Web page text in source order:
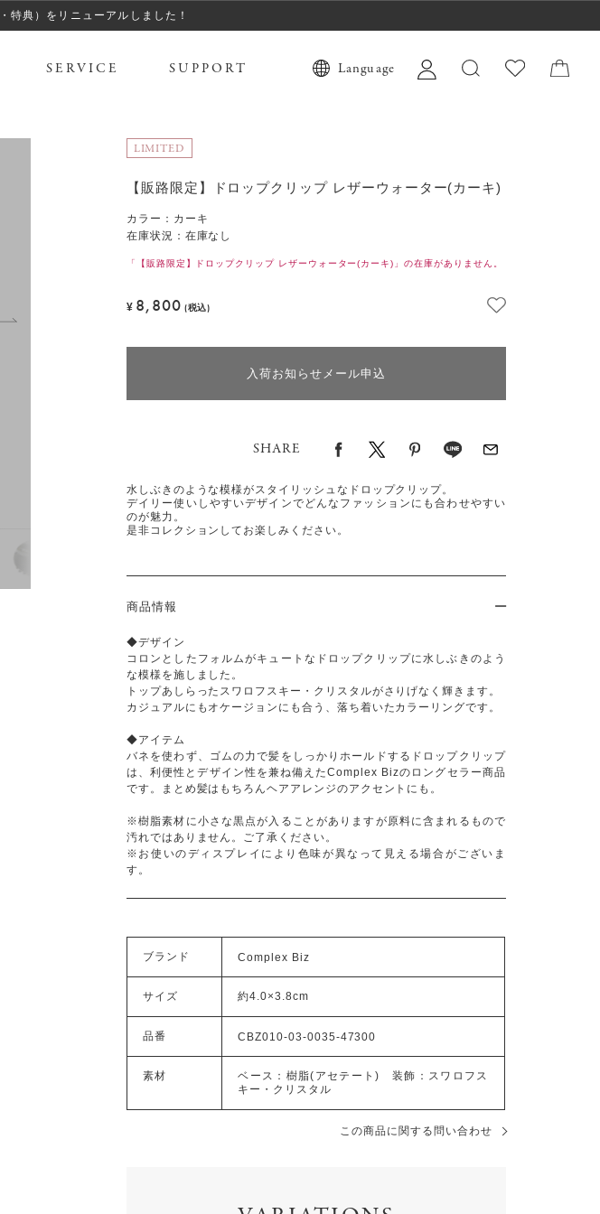
特典）をリニューアルしました！
SERVICE SUPPORT Language
LIMITED
【販路限定】ドロップクリップ レザーウォーター(カーキ)
カラー ： カーキ
在庫状況：在庫なし
「【販路限定】ドロップクリップ レザーウォーター(カーキ)」の在庫がありません。
¥ 8,800 (税込)
入荷お知らせメール申込
SHARE
水しぶきのような模様がスタイリッシュなドロップクリップ。
デイリー使いしやすいデザインでどんなファッションにも合わせやすい
のが魅力。
是非コレクションしてお楽しみください。
商品情報
◆デザイン
コロンとしたフォルムがキュートなドロップクリップに水しぶきのよう
な模様を施しました。
トップあしらったスワロフスキー・クリスタルがさりげなく輝きます。
カジュアルにもオケージョンにも合う、落ち着いたカラーリングです。
◆アイテム
バネを使わず、ゴムの力で髪をしっかりホールドするドロップクリップ
は、利便性とデザイン性を兼ね備えたComplex Bizのロングセラー商品
です。まとめ髪はもちろんヘアアレンジのアクセントにも。
※樹脂素材に小さな黒点が入ることがありますが原料に含まれるもので
汚れではありません。ご了承ください。
※お使いのディスプレイにより色味が異なって見える場合がございま
す。
ブランド Complex Biz
サイズ 約4.0×3.8cm
品番 CBZ010-03-0035-47300
素材
ベース：樹脂(アセテート) 装飾：スワロフス
キー・クリスタル
この商品に関する問い合わせ